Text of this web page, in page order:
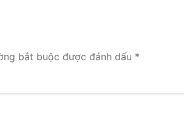
bắt buộc được đánh dấu *